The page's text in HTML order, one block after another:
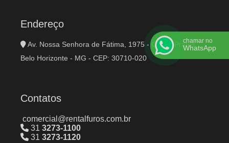
Endereço
Av. Nossa Senhora de Fátima, 1975 - Carlos Prates
Belo Horizonte - MG - CEP: 30710-020
Contatos
comercial@rentalfuros.com.br
31 3273-1100
31 3273-1120
chamar no
WhatsApp